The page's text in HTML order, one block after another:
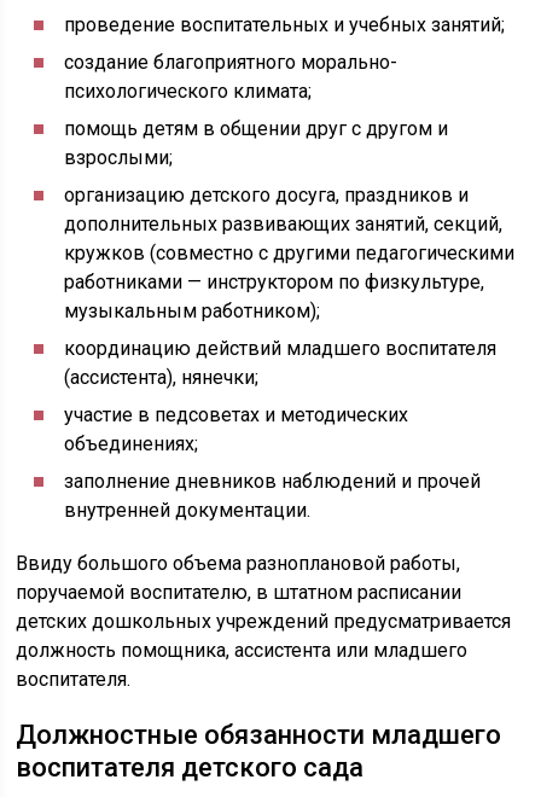
проведение воспитательных и учебных занятий;
создание благоприятного морально-
психологического климата;
помощь детям в общении друг с другом и
взрослыми;
организацию детского досуга, праздников и
дополнительных развивающих занятий, секций,
кружков (совместно с другими педагогическими
работниками — инструктором по физкультуре,
музыкальным работником);
координацию действий младшего воспитателя
(ассистента), нянечки;
участие в педсоветах и методических
объединениях;
заполнение дневников наблюдений и прочей
внутренней документации.
Ввиду большого объема разноплановой работы,
поручаемой воспитателю, в штатном расписании
детских дошкольных учреждений предусматривается
должность помощника, ассистента или младшего
воспитателя.
Должностные обязанности младшего
воспитателя детского сада